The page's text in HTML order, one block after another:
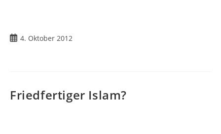
Beitrag
4. Oktober 2012
Friedfertiger Islam?